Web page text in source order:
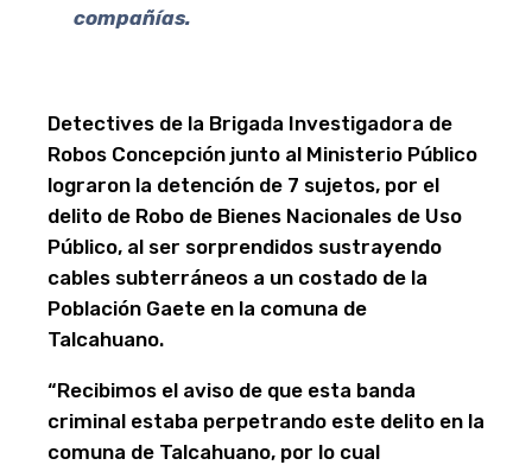
compañías.
Detectives de la Brigada Investigadora de
Robos Concepción junto al Ministerio Público
lograron la detención de 7 sujetos, por el
delito de Robo de Bienes Nacionales de Uso
Público, al ser sorprendidos sustrayendo
cables subterráneos a un costado de la
Población Gaete en la comuna de
Talcahuano.
“Recibimos el aviso de que esta banda
criminal estaba perpetrando este delito en la
comuna de Talcahuano, por lo cual